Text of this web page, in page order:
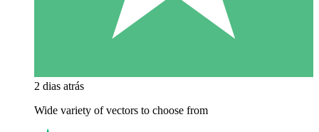
2 dias atrás
Wide variety of vectors to choose from